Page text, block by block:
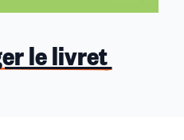
le livret